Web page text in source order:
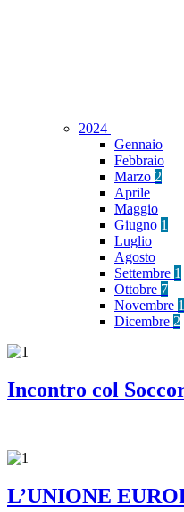
2024
Gennaio
Febbraio
Marzo 2
Aprile
Maggio
Giugno 1
Luglio
Agosto
Settembre 1
Ottobre 7
Novembre
Dicembre 2
Incontro col
L’UNIONE